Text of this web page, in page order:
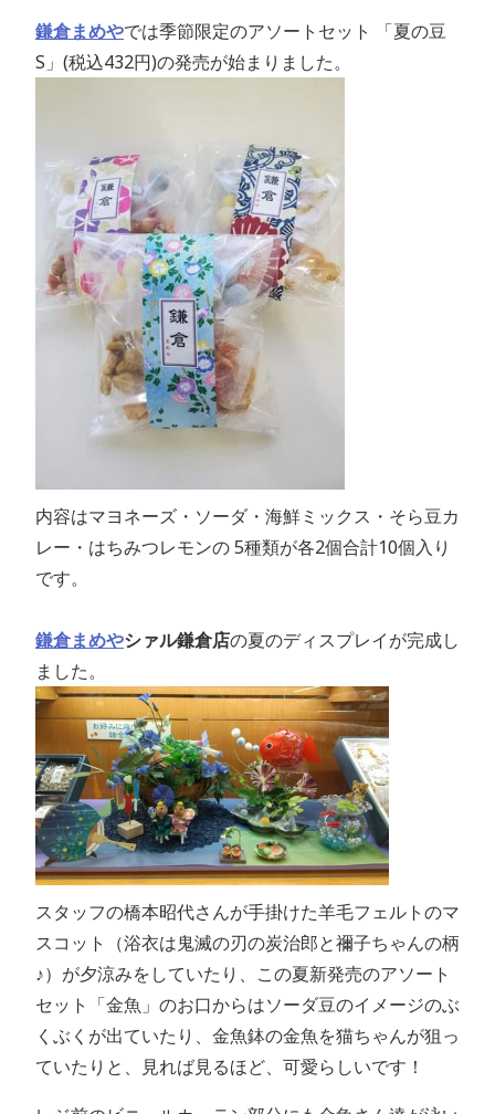
鎌倉まめやでは季節限定のアソートセット 「夏の豆
S」(税込432円)の発売が始まりました。
内容はマヨネーズ・ソーダ・海鮮ミックス・そら豆カ
レー・はちみつレモンの 5種類が各2個合計10個入り
です。
鎌倉まめやシァル鎌倉店の夏のディスプレイが完成し
ました。
スタッフの橋本昭代さんが手掛けた羊毛フェルトのマ
スコット（浴衣は鬼滅の刃の炭治郎と禰子ちゃんの柄
♪）が夕涼みをしていたり、この夏新発売のアソート
セット「金魚」のお口からはソーダ豆のイメージのぶ
くぶくが出ていたり、金魚鉢の金魚を猫ちゃんが狙っ
ていたりと、見れば見るほど、可愛らしいです！